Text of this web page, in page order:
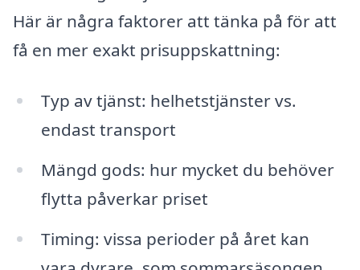
Här är några faktorer att tänka på för att
få en mer exakt prisuppskattning:
Typ av tjänst: helhetstjänster vs.
endast transport
Mängd gods: hur mycket du behöver
flytta påverkar priset
Timing: vissa perioder på året kan